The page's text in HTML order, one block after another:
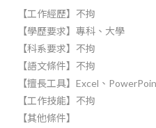
【工作經歷】不拘
【學歷要求】專科、大學
【科系要求】不拘
【語文條件】不拘
【擅長工具】Excel、
【工作技能】不拘
【其他條件】